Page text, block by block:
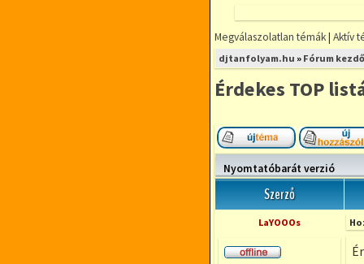
FÓRUMOZZ
MINDENFÉLE
RUGALMAS
KIS LÉTSZÁMÚ
Megválaszolatlan témák| Aktív
djtanfolyam.hu » Fórum
Érdekes TOP
Új téma nyitása
Nyomtatóbarát verzió
Szerző
LaYOOOs